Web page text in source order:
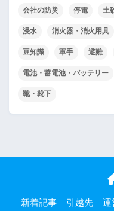
会社の防災 停電 土
浸水 消火器・消火用具
豆知識 軍手 避難
電池・蓄電池・バッテリー
靴・靴下
新着記事 引越先 運